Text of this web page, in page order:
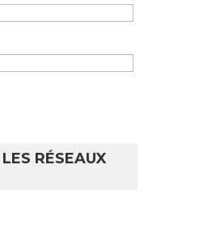
RÉSEAUX